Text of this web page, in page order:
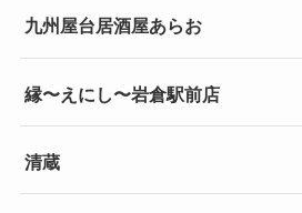
九州屋台居酒屋あらお
縁〜えにし〜岩倉駅前店
清蔵